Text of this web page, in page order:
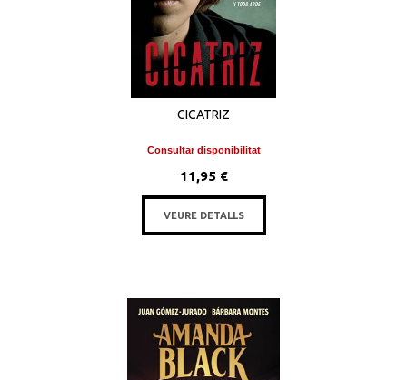
CICATRIZ
Consultar disponibilitat
11,95 €
VEURE DETALLS